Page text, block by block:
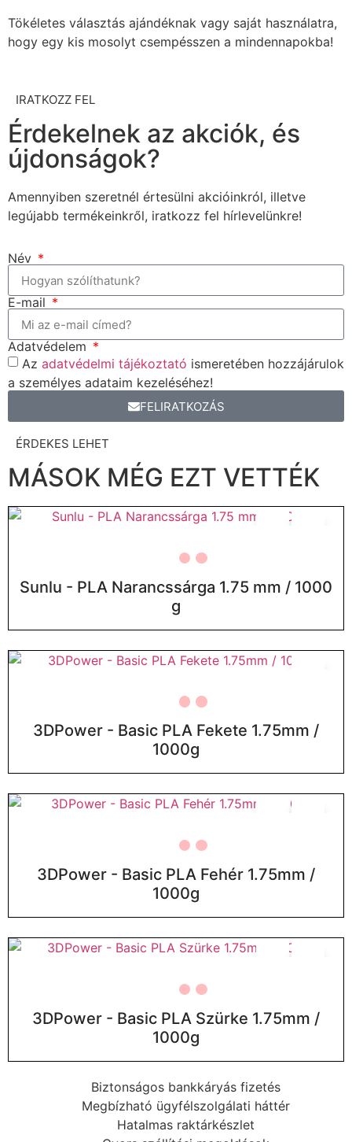
Tökéletes választás ajándéknak vagy saját használatra,
hogy egy kis mosolyt csempésszen a mindennapokba!
IRATKOZZ FEL
Érdekelnek az akciók, és
újdonságok?
Amennyiben szeretnél értesülni akcióinkról, illetve
legújabb termékeinkről, iratkozz fel hírlevelünkre!
Név
E-mail
Adatvédelem
Az adatvédelmi tájékoztató ismeretében hozzájárulok
a személyes adataim kezeléséhez!
FELIRATKOZÁS
ÉRDEKES LEHET
MÁSOK MÉG EZT VETTÉK
Sunlu - PLA Narancssárga 1.75 mm / 1000
g
3DPower - Basic PLA Fekete 1.75mm /
1000g
3DPower - Basic PLA Fehér 1.75mm /
1000g
3DPower - Basic PLA Szürke 1.75mm /
1000g
Biztonságos bankkáryás fizetés
Megbízható ügyfélszolgálati háttér
Hatalmas raktárkészlet